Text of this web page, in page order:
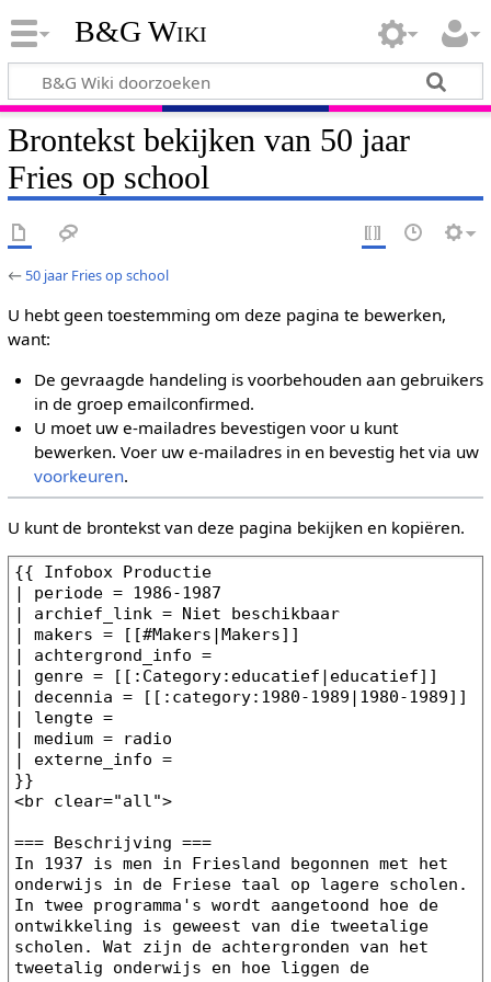
B&G Wiki
Brontekst bekijken van 50 jaar
Fries op school
← 50 jaar Fries op school
U hebt geen toestemming om deze pagina te bewerken,
want:
De gevraagde handeling is voorbehouden aan gebruikers
in de groep emailconfirmed.
U moet uw e-mailadres bevestigen voor u kunt
bewerken. Voer uw e-mailadres in en bevestig het via uw
voorkeuren.
U kunt de brontekst van deze pagina bekijken en kopiëren.